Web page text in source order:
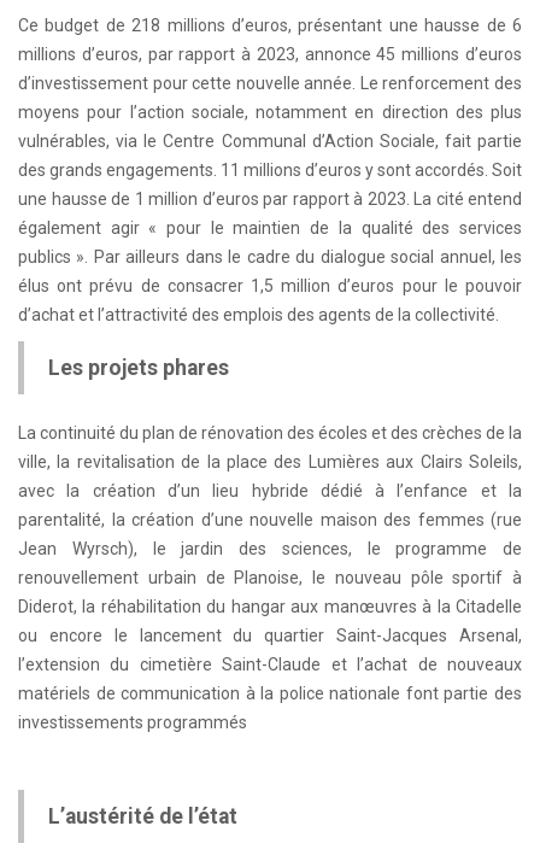
Ce budget de 218 millions d’euros, présentant une hausse de 6
millions d’euros, par rapport à 2023, annonce 45 millions d’euros
d’investissement pour cette nouvelle année. Le renforcement des
moyens pour l’action sociale, notamment en direction des plus
vulnérables, via le Centre Communal d’Action Sociale, fait partie
des grands engagements. 11 millions d’euros y sont accordés. Soit
une hausse de 1 million d’euros par rapport à 2023. La cité entend
également agir « pour le maintien de la qualité des services
publics ». Par ailleurs dans le cadre du dialogue social annuel, les
élus ont prévu de consacrer 1,5 million d’euros pour le pouvoir
d’achat et l’attractivité des emplois des agents de la collectivité.
Les projets phares
La continuité du plan de rénovation des écoles et des crèches de la
ville, la revitalisation de la place des Lumières aux Clairs Soleils,
avec la création d’un lieu hybride dédié à l’enfance et la
parentalité, la création d’une nouvelle maison des femmes (rue
Jean Wyrsch), le jardin des sciences, le programme de
renouvellement urbain de Planoise, le nouveau pôle sportif à
Diderot, la réhabilitation du hangar aux manœuvres à la Citadelle
ou encore le lancement du quartier Saint-Jacques Arsenal,
l’extension du cimetière Saint-Claude et l’achat de nouveaux
matériels de communication à la police nationale font partie des
investissements programmés
L’austérité de l’état